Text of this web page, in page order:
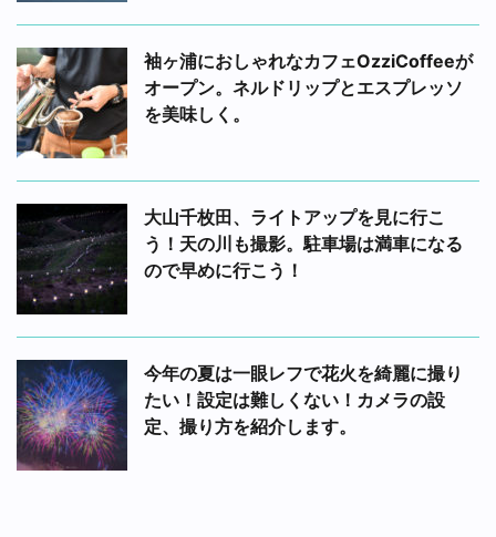
袖ヶ浦におしゃれなカフェOzziCoffeeが
オープン。ネルドリップとエスプレッソ
を美味しく。
大山千枚田、ライトアップを見に行こ
う！天の川も撮影。駐車場は満車になる
ので早めに行こう！
今年の夏は一眼レフで花火を綺麗に撮り
たい！設定は難しくない！カメラの設
定、撮り方を紹介します。